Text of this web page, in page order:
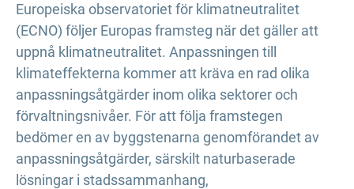
Europeiska observatoriet för klimatneutralitet
(ECNO) följer Europas framsteg när det gäller att
uppnå klimatneutralitet. Anpassningen till
klimateffekterna kommer att kräva en rad olika
anpassningsåtgärder inom olika sektorer och
förvaltningsnivåer. För att följa framstegen
bedömer en av byggstenarna genomförandet av
anpassningsåtgärder, särskilt naturbaserade
lösningar i stadssammanhang,